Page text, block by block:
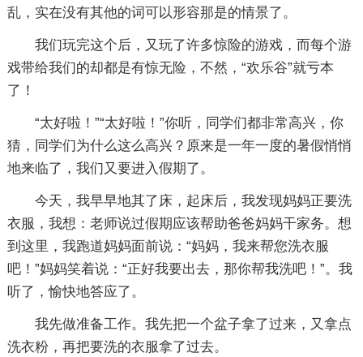
乱，实在没有其他的词可以形容那是的情景了。
我们玩完这个后，又玩了许多惊险的游戏，而每个游
戏带给我们的却都是有惊无险，不然，“欢乐谷”就亏本
了！
“太好啦！”“太好啦！”你听，同学们都非常高兴，你
猜，同学们为什么这么高兴？原来是一年一度的暑假悄悄
地来临了，我们又要进入假期了。
今天，我早早地其了床，起床后，我发现妈妈正要洗
衣服，我想：老师说过假期应该帮助爸爸妈妈干家务。想
到这里，我跑道妈妈面前说：“妈妈，我来帮您洗衣服
吧！”妈妈笑着说：“正好我要出去，那你帮我洗吧！”。我
听了，愉快地答应了。
我先做准备工作。我先把一个盆子拿了过来，又拿点
洗衣粉，再把要洗的衣服拿了过去。